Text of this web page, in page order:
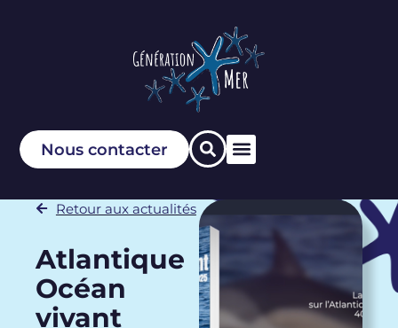
Nous contacter
Retour aux actualités
Atlantique
Océan
vivant